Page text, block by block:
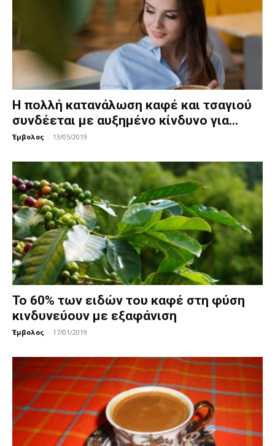
Η πολλή κατανάλωση καφέ και τσαγιού
συνδέεται με αυξημένο κίνδυνο για...
Έμβολος - 13/05/2019
Το 60% των ειδών του καφέ στη φύση
κινδυνεύουν με εξαφάνιση
Έμβολος - 17/01/2019